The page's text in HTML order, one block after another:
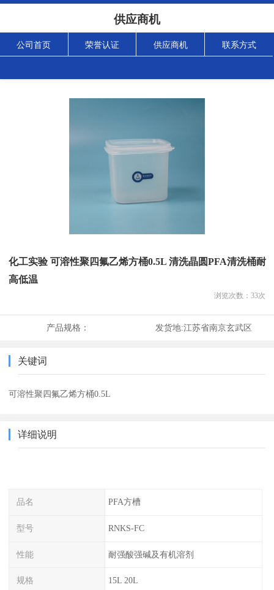
供应商机
公司首页 荣誉认证 供应商机 联系方式
化工实验 可溶性聚四氟乙烯方桶0.5L 清洗晶圆PFA清洗桶耐
高低温
浏览次数： 33次
产品规格： 发货地:江苏省南京玄武区
关键词
可溶性聚四氟乙烯方桶0.5L
详细说明
品名 PFA方槽
型号 RNKS-FC
性能 耐强酸强碱及有机溶剂
规格 15L 20L